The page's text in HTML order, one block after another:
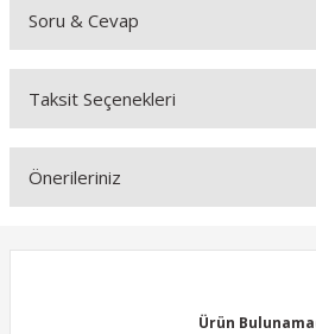
Bu ürüne ilk yorumu
Soru & Cevap
Ürün hakkında henüz
Taksit Seçenekleri
Önerileriniz
Görüş ve önerileriniz için teşekkür
Ürün